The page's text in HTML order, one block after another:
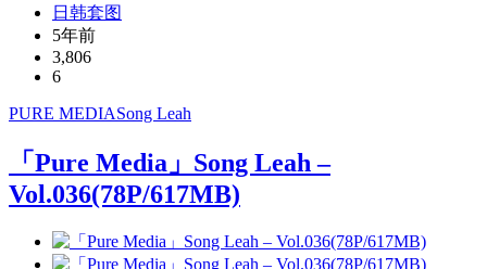
日韩套图
5年前
3,806
6
PURE MEDIASong Leah
「Pure Media」Song Leah –
Vol.036(78P/617MB)